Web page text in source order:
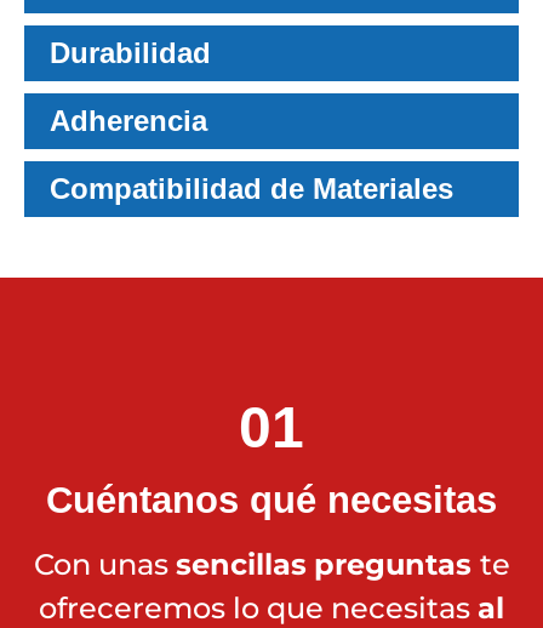
Durabilidad
Adherencia
Compatibilidad de Materiales
01
Cuéntanos qué necesitas
Con unas sencillas preguntas te
ofreceremos lo que necesitas al